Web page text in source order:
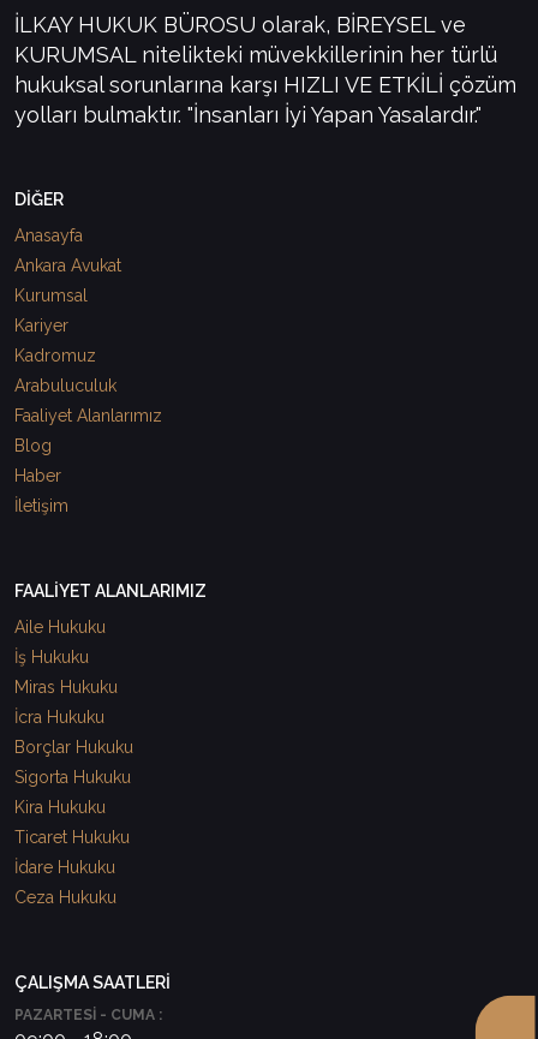
İLKAY HUKUK BÜROSU olarak, BİREYSEL ve
KURUMSAL nitelikteki müvekkillerinin her türlü
hukuksal sorunlarına karşı HIZLI VE ETKİLİ çözüm
yolları bulmaktır. "İnsanları İyi Yapan Yasalardır."
DİĞER
Anasayfa
Ankara Avukat
Kurumsal
Kariyer
Kadromuz
Arabuluculuk
Faaliyet Alanlarımız
Blog
Haber
İletişim
FAALİYET ALANLARIMIZ
Aile Hukuku
İş Hukuku
Miras Hukuku
İcra Hukuku
Borçlar Hukuku
Sigorta Hukuku
Kira Hukuku
Ticaret Hukuku
İdare Hukuku
Ceza Hukuku
ÇALIŞMA SAATLERİ
PAZARTESİ - CUMA :